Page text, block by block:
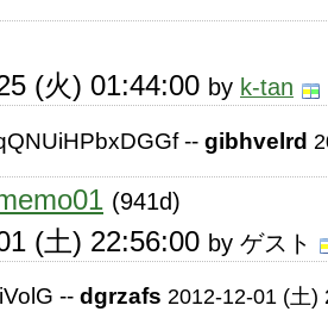
(火) 01:44:00 by k-tan
--gibhvelrd
(941d)
(土) 22:56:00 by ゲスト
--dgrzafs 2012-12-01 (土